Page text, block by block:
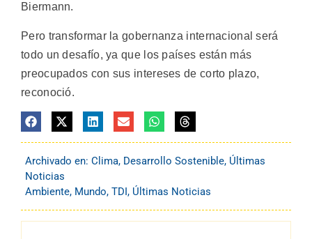
Biermann.
Pero transformar la gobernanza internacional será
todo un desafío, ya que los países están más
preocupados con sus intereses de corto plazo,
reconoció.
Archivado en: Clima, Desarrollo Sostenible, Últimas
Noticias
Ambiente, Mundo, TDI , Últimas Noticias